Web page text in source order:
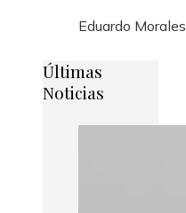
Eduardo Morales
Últimas
Noticias